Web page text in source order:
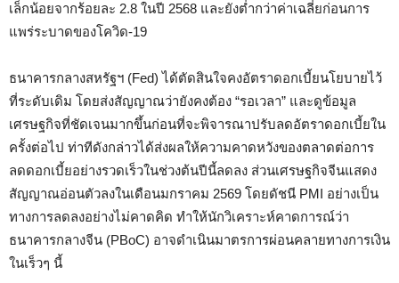
เล็กน้อยจากร้อยละ 2.8 ในปี 2568 และยังต่ำกว่าค่าเฉลี่ยก่อนการ
แพร่ระบาดของโควิด-19
ธนาคารกลางสหรัฐฯ (Fed) ได้ตัดสินใจคงอัตราดอกเบี้ยนโยบายไว้
ที่ระดับเดิม โดยส่งสัญญาณว่ายังคงต้อง “รอเวลา” และดูข้อมูล
เศรษฐกิจที่ชัดเจนมากขึ้นก่อนที่จะพิจารณาปรับลดอัตราดอกเบี้ยใน
ครั้งต่อไป ท่าทีดังกล่าวได้ส่งผลให้ความคาดหวังของตลาดต่อการ
ลดดอกเบี้ยอย่างรวดเร็วในช่วงต้นปีนี้ลดลง ส่วนเศรษฐกิจจีนแสดง
สัญญาณอ่อนตัวลงในเดือนมกราคม 2569 โดยดัชนี PMI อย่างเป็น
ทางการลดลงอย่างไม่คาดคิด ทำให้นักวิเคราะห์คาดการณ์ว่า
ธนาคารกลางจีน (PBoC) อาจดำเนินมาตรการผ่อนคลายทางการเงิน
ในเร็วๆ นี้